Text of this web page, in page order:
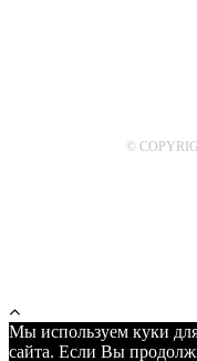
©
Мы используем куки
сайта. Если Вы